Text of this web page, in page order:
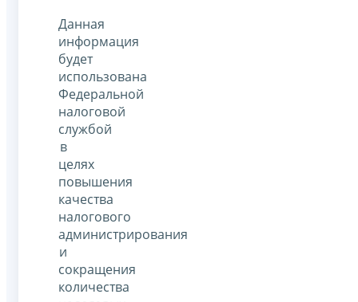
Данная
информация
будет
использована
Федеральной
налоговой
службой
в
целях
повышения
качества
налогового
администрирования
и
сокращения
количества